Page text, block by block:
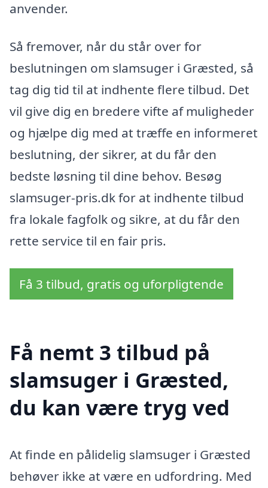
anvender.
Så fremover, når du står over for
beslutningen om slamsuger i Græsted, så
tag dig tid til at indhente flere tilbud. Det
vil give dig en bredere vifte af muligheder
og hjælpe dig med at træffe en informeret
beslutning, der sikrer, at du får den
bedste løsning til dine behov. Besøg
slamsuger-pris.dk for at indhente tilbud
fra lokale fagfolk og sikre, at du får den
rette service til en fair pris.
Få 3 tilbud, gratis og uforpligtende
Få nemt 3 tilbud på
slamsuger i Græsted,
du kan være tryg ved
At finde en pålidelig slamsuger i Græsted
behøver ikke at være en udfordring. Med